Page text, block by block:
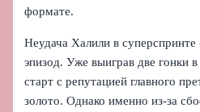
формате.
Неудача Халили в
эпизод. Уже выиграв две гонки
старт с репутацией главного
золото. Однако именно из‑за